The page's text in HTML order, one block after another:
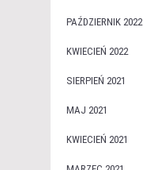
PAŹDZIERNIK 2022
KWIECIEŃ 2022
SIERPIEŃ 2021
MAJ 2021
KWIECIEŃ 2021